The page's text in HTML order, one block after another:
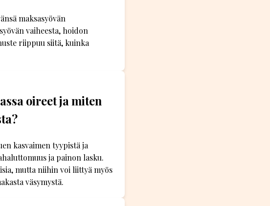
maksasyövän
vaiheesta, hoidon
riippuu siitä, kuinka
oireet ja miten
kasvaimen tyypistä ja
ja painon lasku.
mutta niihin voi liittyä myös
väsymystä.